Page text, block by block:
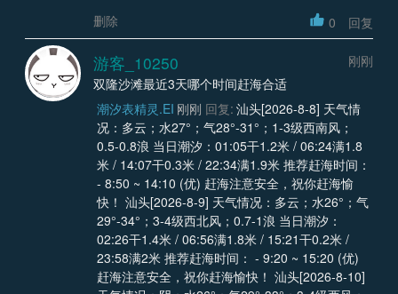
删除
0 回复
游客_10250
刚刚
双隆沙滩最近3天哪个时间赶海合适
潮汐表精灵.EI 刚刚 回复: 汕头[2026-8-8] 天气情
况：多云；水27°；气28°-31°；1-3级西南风；
0.5-0.8浪 当日潮汐：01:05干1.2米 / 06:24满1.8
米 / 14:07干0.3米 / 22:34满1.9米 推荐赶海时间：
- 8:50 ~ 14:10 (优) 赶海注意安全，祝你赶海愉
快！ 汕头[2026-8-9] 天气情况：多云；水26°；气
29°-34°；3-4级西北风；0.7-1浪 当日潮汐：
02:26干1.4米 / 06:56满1.8米 / 15:21干0.2米 /
23:58满2米 推荐赶海时间： - 9:20 ~ 15:20 (优)
赶海注意安全，祝你赶海愉快！ 汕头[2026-8-10]